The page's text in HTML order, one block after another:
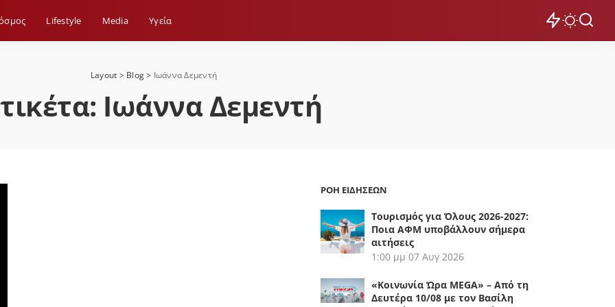
Lifestyle Media Yγεία
Layout > Blog> Ιωάννα Δεμεντή
Ιωάννα Δεμεντή
ΡΟΗ ΕΙΔΗΣΕΩΝ
Τουρισμός για Όλους 2026-2027:
Ποια ΑΦΜ υποβάλλουν σήμερα
αιτήσεις
1:00 μμ 07 Αυγ 2026
«Κοινωνία Ώρα MEGA» – Από τη
Δευτέρα 10/08 με τον Βασίλη